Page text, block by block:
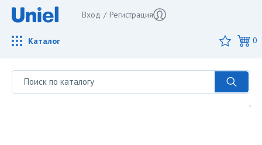
Вход / Регистрация
Каталог 0